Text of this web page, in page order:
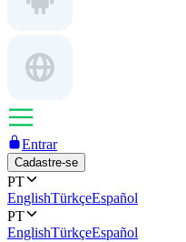
Entrar
Cadastre-se
PT
EnglishTürkçeEspañol
PT
EnglishTürkçeEspañol